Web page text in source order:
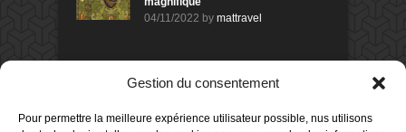
Gestion du consentement
Pour permettre la meilleure expérience utilisateur possible, nus utilisons
04/11/2022 by mattravel
DERNIERS AVIS DES MEMBRES
Avis de morlockbob
Sur le jeu Collect!